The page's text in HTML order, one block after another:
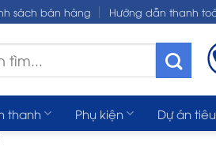
sách bán hàng Hướng dẫn thanh
thanh Phụ kiện Dự án